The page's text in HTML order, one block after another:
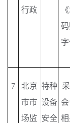
行政
7
北京
市市
场监
特种
设备
安全